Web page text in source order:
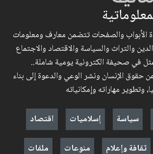
الأبواب والصفحات تتضمن معارف ومعلومات
والتراث والسياسة والاقتصاد والاجتماع
في صحيفة الكترونية يومية شاملة..
حقوق الإنسان ونشر الوعي والدعوة إلى بناء
وتطوير مهاراته وإمكانياته
سياسة إسلاميات
اقتصاد
ثقافة وإعلام منوعات ملفات